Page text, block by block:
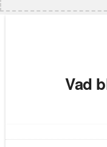
Vad